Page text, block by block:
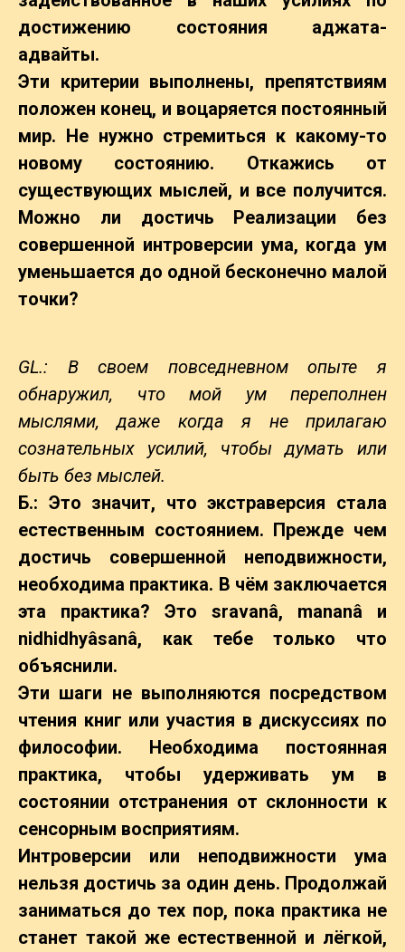
достижению состояния аджата-
адвайты.
Эти критерии выполнены, препятствиям
положен конец, и воцаряется постоянный
мир. Не нужно стремиться к какому-то
новому состоянию. Откажись от
существующих мыслей, и все получится.
Можно ли достичь Реализации без
совершенной интроверсии ума, когда ум
уменьшается до одной бесконечно малой
точки?
GL.: В своем повседневном опыте я
обнаружил, что мой ум переполнен
мыслями, даже когда я не прилагаю
сознательных усилий, чтобы думать или
быть без мыслей.
Б.: Это значит, что экстраверсия стала
естественным состоянием. Прежде чем
достичь совершенной неподвижности,
необходима практика. В чём заключается
эта практика? Это sravanâ, mananâ и
nidhidhyâsanâ, как тебе только что
объяснили.
Эти шаги не выполняются посредством
чтения книг или участия в дискуссиях по
философии. Необходима постоянная
практика, чтобы удерживать ум в
состоянии отстранения от склонности к
сенсорным восприятиям.
Интроверсии или неподвижности ума
нельзя достичь за один день. Продолжай
заниматься до тех пор, пока практика не
станет такой же естественной и лёгкой,